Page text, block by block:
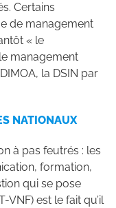
Certains
de management
« le
management
la DSIN par
NATIONAUX
à pas feutrés : les
formation,
qui se pose
VNF) est le fait qu’il